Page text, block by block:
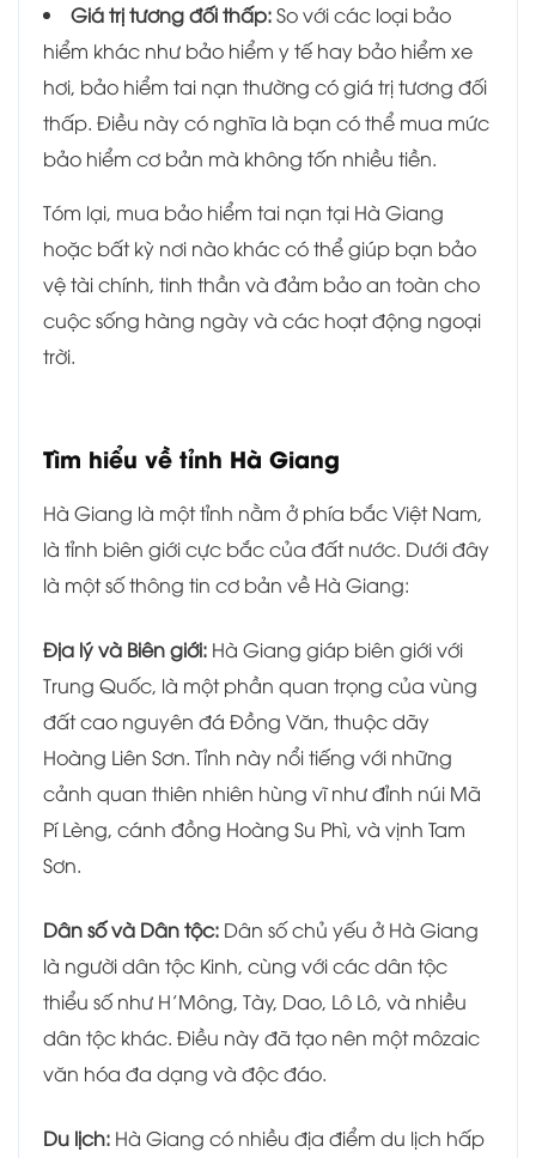
Giá trị tương đối thấp:So với các loại bảo
hiểm khác như bảo hiểm y tế hay bảo hiểm xe
hơi, bảo hiểm tai nạn thường có giá trị tương đối
thấp. Điều này có nghĩa là bạn có thể mua mức
bảo hiểm cơ bản mà không tốn nhiều tiền.
Tóm lại, mua bảo hiểm tai nạn tại Hà Giang
hoặc bất kỳ nơi nào khác có thể giúp bạn bảo
vệ tài chính, tinh thần và đảm bảo an toàn cho
cuộc sống hàng ngày và các hoạt động ngoại
trời.
Tìm hiểu về tỉnh Hà Giang
Hà Giang là một tỉnh nằm ở phía bắc Việt Nam,
là tỉnh biên giới cực bắc của đất nước. Dưới đây
là một số thông tin cơ bản về Hà Giang:
Địa lý và Biên giới: Hà Giang giáp biên giới với
Trung Quốc, là một phần quan trọng của vùng
đất cao nguyên đá Đồng Văn, thuộc dãy
Hoàng Liên Sơn. Tỉnh này nổi tiếng với những
cảnh quan thiên nhiên hùng vĩ như đỉnh núi Mã
Pí Lèng, cánh đồng Hoàng Su Phì, và vịnh Tam
Sơn.
Dân số và Dân tộc: Dân số chủ yếu ở Hà Giang
là người dân tộc Kinh, cùng với các dân tộc
thiểu số như H’Mông, Tày, Dao, Lô Lô, và nhiều
dân tộc khác. Điều này đã tạo nên một môzaic
văn hóa đa dạng và độc đáo.
Du lịch: Hà Giang có nhiều địa điểm du lịch hấp